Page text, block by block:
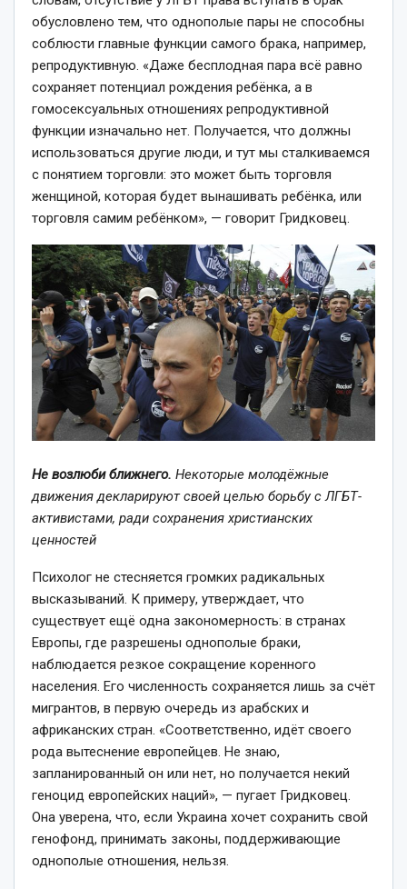
обусловлено тем, что однополые пары не способны
соблюсти главные функции самого брака, например,
репродуктивную. «Даже бесплодная пара всё равно
сохраняет потенциал рождения ребёнка, а в
гомосексуальных отношениях репродуктивной
функции изначально нет. Получается, что должны
использоваться другие люди, и тут мы сталкиваемся
с понятием торговли: это может быть торговля
женщиной, которая будет вынашивать ребёнка, или
торговля самим ребёнком», — говорит Гридковец.
Не возлюби ближнего. Некоторые молодёжные
движения декларируют своей целью борьбу с ЛГБТ-
активистами, ради сохранения христианских
ценностей
Психолог не стесняется громких радикальных
высказываний. К примеру, утверждает, что
существует ещё одна закономерность: в странах
Европы, где разрешены однополые браки,
наблюдается резкое сокращение коренного
населения. Его численность сохраняется лишь за счёт
мигрантов, в первую очередь из арабских и
африканских стран. «Соответственно, идёт своего
рода вытеснение европейцев. Не знаю,
запланированный он или нет, но получается некий
геноцид европейских наций», — пугает Гридковец.
Она уверена, что, если Украина хочет сохранить свой
генофонд, принимать законы, поддерживающие
однополые отношения, нельзя.